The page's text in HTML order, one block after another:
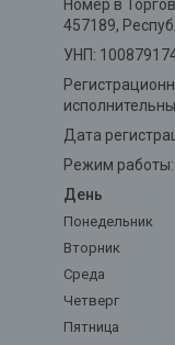
Номер в
457189,
УНП:
Дата
Режим работы:
День
Понедельник
Вторник
Среда
Четверг
Пятница